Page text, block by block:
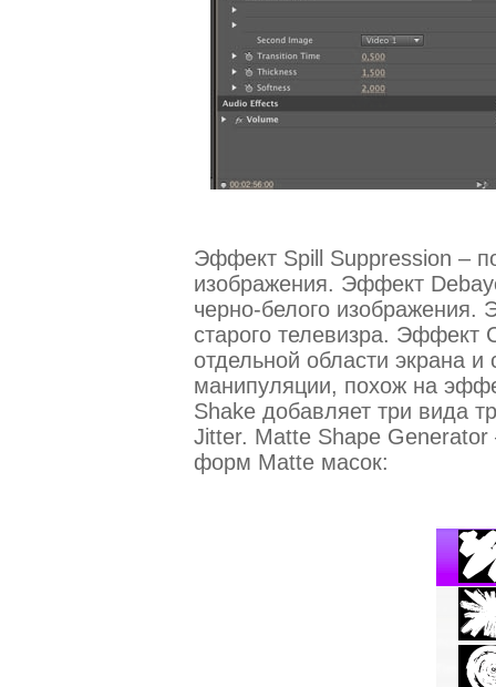
Эффект Spill Suppression –
изображения. Эффект
черно-белого изображения.
старого телевизра. Эффект
отдельной области экрана
манипуляции, похож на
Shake добавляет три вида
Jitter. Matte Shape Generator
форм Matte масок: